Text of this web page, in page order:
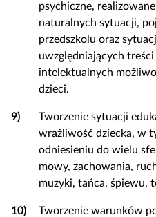
psychiczne,
naturalnych sytuacji,
przedszkolu oraz
uwzględniających
intelektualnych
dzieci.
9)
Tworzenie sytuacji
wrażliwość dziecka, w
odniesieniu do wielu
mowy, zachowania,
muzyki, tańca, śpiewu,
10)
Tworzenie warunków